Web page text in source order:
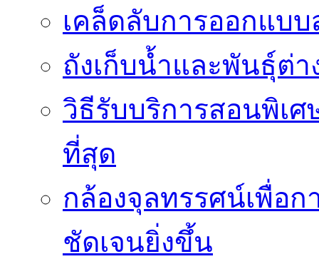
เคล็ดลับการออกแบ
ถังเก็บน้ำและพันธุ์ต่า
วิธีรับบริการสอนพิเ
ที่สุด
กล้องจุลทรรศน์เพื่อ
ชัดเจนยิ่งขึ้น